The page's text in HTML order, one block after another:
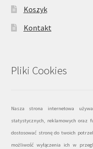
Koszyk
Kontakt
Pliki Cookies
Nasza strona internetowa
statystycznych, reklamowych oraz
dostosować stronę do twoich
możliwość wyłączenia ich w